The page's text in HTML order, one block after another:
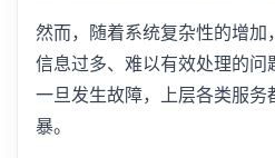
然而，随着系统复杂性的增
信息过多、难以有效处理的
一旦发生故障，上层各类服
暴。